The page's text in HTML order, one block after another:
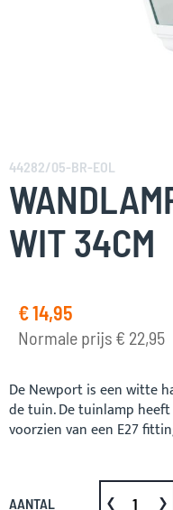
naar
het
begin
van
de
afbeeldingen-
44282/05-BR-EOL
WIT 34CM
Speciale
€ 14,95
Normale prijs € 22,95
De Newport is een witte
de tuin. De tuinlamp
voorzien van een E27
AANTAL